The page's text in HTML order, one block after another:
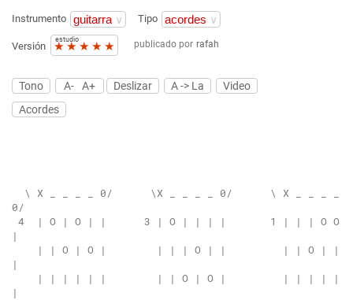
Instrumento Tipo
Versión
estudio
★ ★ ★ ★ ★ publicado por rafah
Tono A- A+ Deslizar A -> La
Video
Acordes